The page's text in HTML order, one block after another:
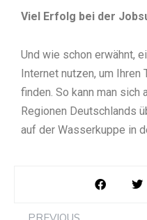
Viel Erfolg bei der
Und wie schon erwähnt,
Internet nutzen, um Ihren
finden. So kann man sich
Regionen Deutschlands
auf der Wasserkuppe in
Prev